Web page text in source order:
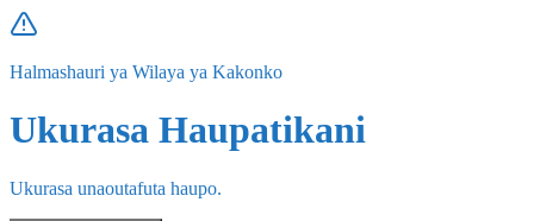
Halmashauri ya Wilaya ya Kakonko
Ukurasa Haupatikani
Ukurasa unaoutafuta haupo.